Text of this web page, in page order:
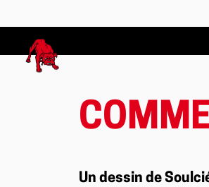
Un dessin de